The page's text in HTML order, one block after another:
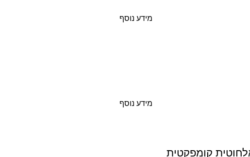
מידע נוסף
מידע נוסף